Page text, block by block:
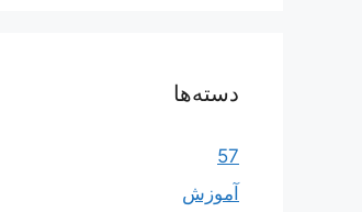
دسته‌ها
57
آموزش